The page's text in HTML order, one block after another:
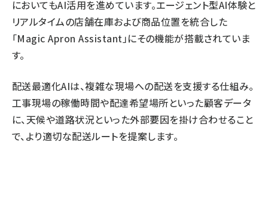
においてもAI活用を進めています。エージェント型AI体験と
リアルタイムの店舗在庫および商品位置を統合した
「Magic Apron Assistant」にその機能が搭載されていま
す。
配送最適化AIは、複雑な現場への配送を支援する仕組み。
工事現場の稼働時間や配達希望場所といった顧客データ
に、天候や道路状況といった外部要因を掛け合わせること
で、より適切な配送ルートを提案します。